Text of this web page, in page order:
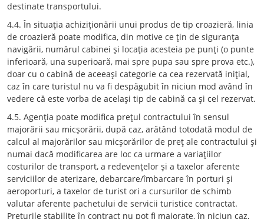
destinate transportului.
4.4. În situaţia achiziţionării unui produs de tip croazieră, linia
de croazieră poate modifica, din motive ce ţin de siguranţa
navigării, numărul cabinei şi locaţia acesteia pe punţi (o punte
inferioară, una superioară, mai spre pupa sau spre prova etc.),
doar cu o cabină de aceeaşi categorie ca cea rezervată iniţial,
caz în care turistul nu va fi despăgubit în niciun mod având în
vedere că este vorba de acelaşi tip de cabină ca şi cel rezervat.
4.5. Agenţia poate modifica preţul contractului în sensul
majorării sau micşorării, după caz, arătând totodată modul de
calcul al majorărilor sau micşorărilor de preţ ale contractului şi
numai dacă modificarea are loc ca urmare a variaţiilor
costurilor de transport, a redevenţelor şi a taxelor aferente
serviciilor de aterizare, debarcare/îmbarcare în porturi şi
aeroporturi, a taxelor de turist ori a cursurilor de schimb
valutar aferente pachetului de servicii turistice contractat.
Preţurile stabilite în contract nu pot fi majorate, în niciun caz,